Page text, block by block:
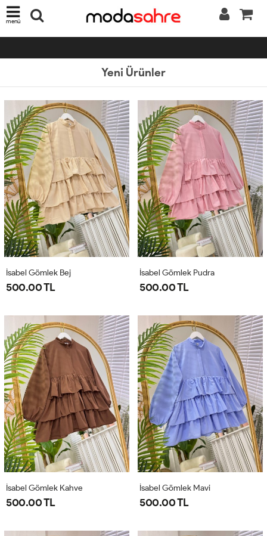
menü
Yeni Ürünler
İsabel Gömlek Bej
500.00 TL
İsabel Gömlek Pudra
500.00 TL
İsabel Gömlek Kahve
500.00 TL
İsabel Gömlek Mavi
500.00 TL